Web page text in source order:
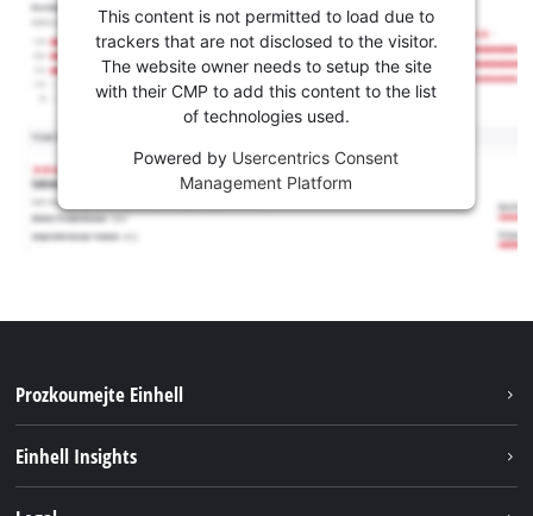
This content is not permitted to load due to
trackers that are not disclosed to the visitor.
The website owner needs to setup the site
with their CMP to add this content to the list
of technologies used.
Powered by Usercentrics Consent
Management Platform
Prozkoumejte Einhell
Einhell Insights